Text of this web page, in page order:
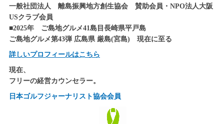
'2007
地球の島巡り
50島目 2007年11月 ロシア連邦 サハリン島
(樺太)
地球の島巡り
地球の島巡り
一般社団法人 離島振興地方創生協会 賛助会員・NPO法人大阪
USクラブ会員
■2025年 ご島地グルメ41島目長崎県平戸島
ご島地グルメ第43弾 広島県 厳島(宮島) 現在に至る
詳しいプロフィールはこちら
現在、
フリーの経営カウンセラー。
日本ゴルフジャーナリスト協会会員